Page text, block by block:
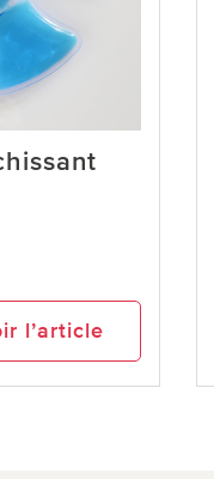
l’article